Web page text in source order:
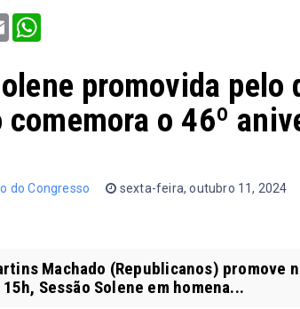
EmailWhatsApp
promovida
comemora o 46º
do Congresso sexta-feira, outubro 11, 2024
Machado (Republicanos) promove
Sessão Solene em homena...